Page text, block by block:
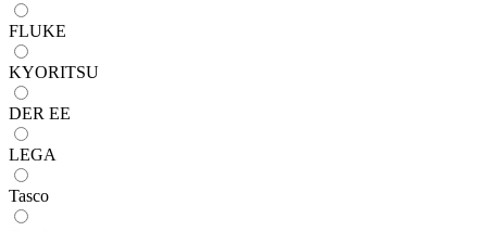
FLUKE
KYORITSU
DER EE
LEGA
Tasco